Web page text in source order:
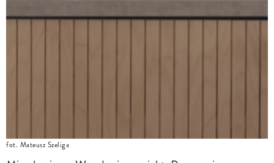
fot. Mateusz Szeliga